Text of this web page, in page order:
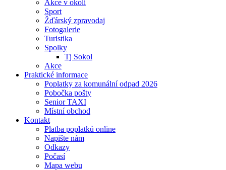
Akce v okolí
Sport
Žďárský zpravodaj
Fotogalerie
Turistika
Spolky
Tj Sokol
Akce
Praktické informace
Poplatky za komunální odpad 2026
Pobočka pošty
Senior TAXI
Místní obchod
Kontakt
Platba poplatků online
Napište nám
Odkazy
Počasí
Mapa webu